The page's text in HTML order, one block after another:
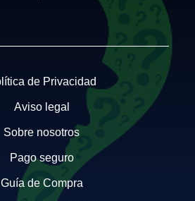
de Privacidad
Aviso legal
Sobre nosotros
Pago seguro
Guía de Compra